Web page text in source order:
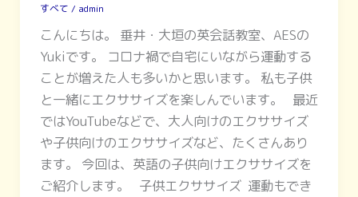
すべて / admin
こんにちは。 垂井・大垣の英会話教室、AESの
Yukiです。 コロナ禍で自宅にいながら運動する
ことが増えた人も多いかと思います。 私も子供
と一緒にエクササイズを楽しんでいます。 最近
ではYouTubeなどで、大人向けのエクササイズ
や子供向けのエクササイズなど、たくさんあり
ます。 今回は、英語の子供向けエクササイズを
ご紹介します。 子供エクササイズ 運動もでき